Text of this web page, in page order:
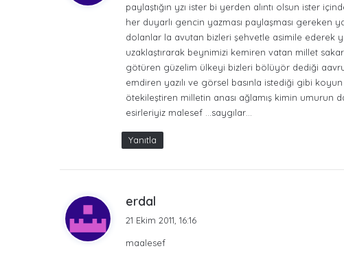
i
k
i
:
paylaştığın yzı ister bi yerden alıntı olsun ister
her duyarlı gencin yazması paylaşması gereken
dolanlar la avutan bizleri şehvetle asimile ederek
uzaklaştırarak beynimizi kemiren vatan millet
götüren güzelim ülkeyi bizleri bölüyör dediği
emdiren yazılı ve görsel basınla istediği gibi
ötekileştiren milletin anası ağlamış kimin umurun
esirleriyiz malesef …saygılar…
Yanıtla
erdal
i
21 Ekim 2011, 16:16
maalesef